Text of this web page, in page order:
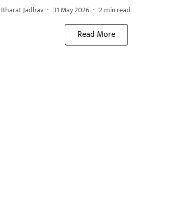
Bharat Jadhav 31 May 2026 2min read
Read More